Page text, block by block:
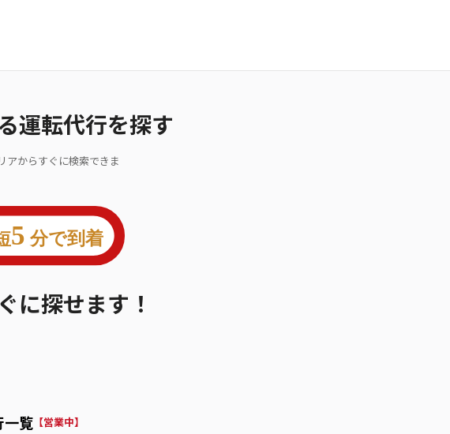
運転代行を探す
アからすぐに検索できま
に探せます！
一覧【営業中】